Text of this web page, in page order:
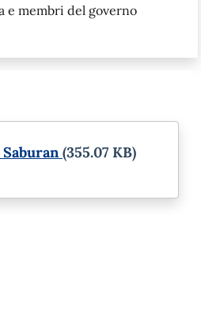
e membri del governo
(355.07 KB)